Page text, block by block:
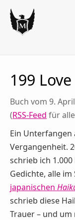
199
Buch vom 9.
(RSS-Feed für
Ein Unterfangen
Vergangenheit.
schrieb ich
Gedichte, alle im
japanischen
schrieb diese
Trauer – und um